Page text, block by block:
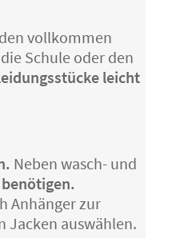
vollkommen
Schule oder den
leicht
Neben wasch- und
Anhänger zur
Jacken auswählen.